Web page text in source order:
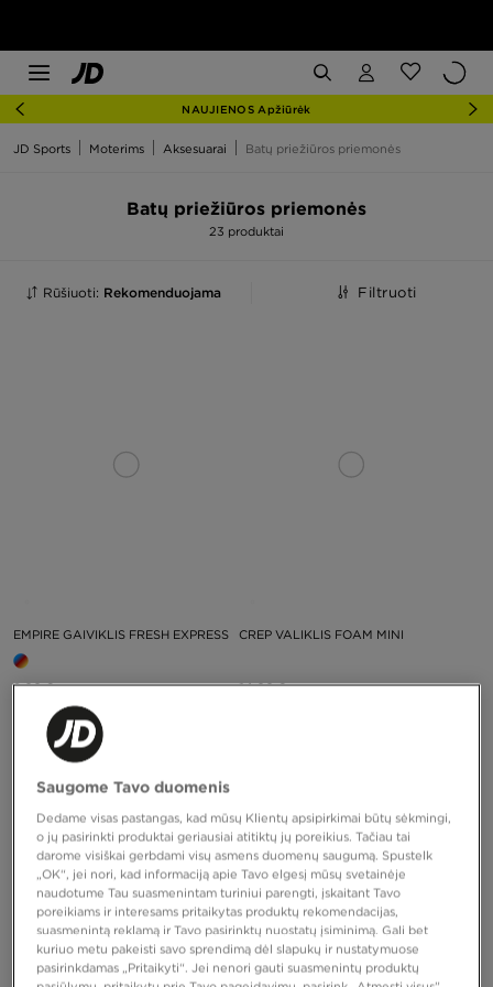
NAUJIENOS Apžiūrėk
JD Sports Moterims Aksesuarai Batų priežiūros priemonės
Batų priežiūros priemonės
23 produktai
Rūšiuoti: Rekomenduojama Filtruoti
EMPIRE GAIVIKLIS FRESH EXPRESS
8,00 €
CREP VALIKLIS FOAM MINI
14,00 €
Saugome Tavo duomenis
Dedame visas pastangas, kad mūsų Klientų apsipirkimai būtų sėkmingi,
o jų pasirinkti produktai geriausiai atitiktų jų poreikius. Tačiau tai
darome visiškai gerbdami visų asmens duomenų saugumą. Spustelk
„OK“, jei nori, kad informaciją apie Tavo elgesį mūsų svetainėje
naudotume Tau suasmenintam turiniui parengti, įskaitant Tavo
poreikiams ir interesams pritaikytas produktų rekomendacijas,
suasmenintą reklamą ir Tavo pasirinktų nuostatų įsiminimą. Gali bet
kuriuo metu pakeisti savo sprendimą dėl slapukų ir nustatymuose
pasirinkdamas „Pritaikyti“. Jei nenori gauti suasmenintų produktų